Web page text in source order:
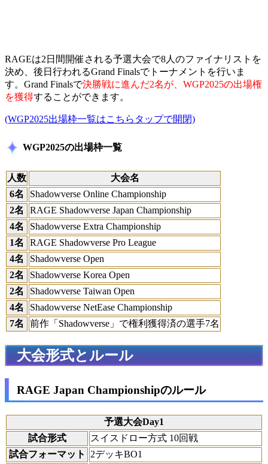
RAGEは2日間開催される予選大会で8人のファイナリストを
決め、後日行われるGrand Finalsでトーナメントを行いま
す。Grand Finalsで決勝戦に進んだ2名が、WGP2025の出場権
を獲得することができます。
(WGP2025出場枠一覧はこちらタップで開閉)
WGP2025の出場枠一覧
人数
大会名
6名
Shadowverse Online Championship
2名
RAGE Shadowverse Japan Championship
4名
Shadowverse Extra Championship
1名
RAGE Shadowverse Pro League
4名
Shadowverse Open
2名
Shadowverse Korea Open
2名
Shadowverse Taiwan Open
4名
Shadowverse NetEase Championship
7名
前作「Shadowverse」で権利獲得済の選手7名
大会形式とルール
RAGE Japan Championshipのルール
予選大会Day1
試合形式
スイスドロー方式 10回戦
試合フォーマット
2デッキBO1